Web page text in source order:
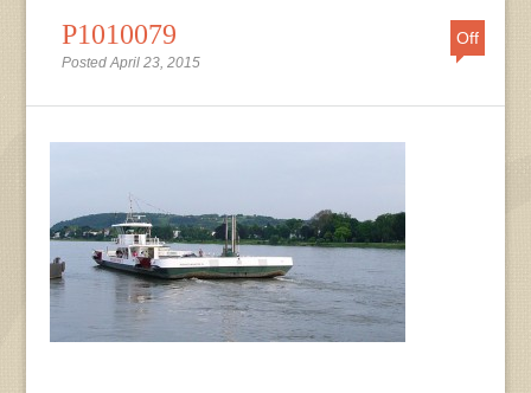
P1010079
Posted April 23, 2015
Off